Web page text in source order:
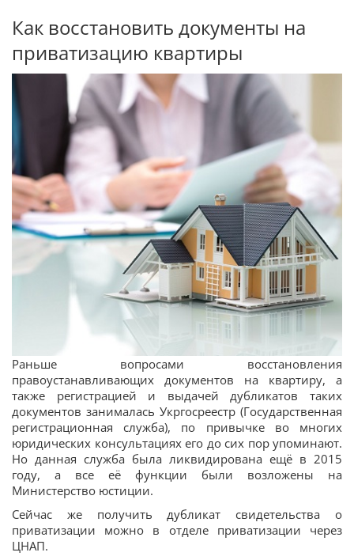
Как восстановить документы на
приватизацию квартиры
Раньше вопросами восстановления
правоустанавливающих документов на квартиру, а
также регистрацией и выдачей дубликатов таких
документов занималась Укргосреестр (Государственная
регистрационная служба), по привычке во многих
юридических консультациях его до сих пор упоминают.
Но данная служба была ликвидирована ещё в 2015
году, а все её функции были возложены на
Министерство юстиции.
Сейчас же получить дубликат свидетельства о
приватизации можно в отделе приватизации через
ЦНАП.